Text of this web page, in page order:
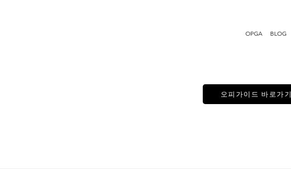
OPGA BLOG
오피가이드 바로가기